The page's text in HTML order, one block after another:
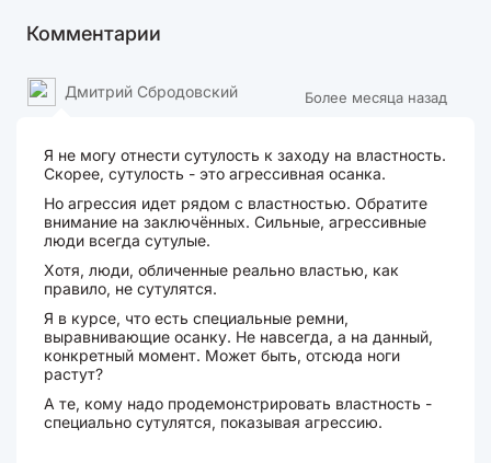
Комментарии
Более месяца назад
Дмитрий Сбродовский
Я не могу отнести сутулость к заходу на властность.
Скорее, сутулость - это агрессивная осанка.
Но агрессия идет рядом с властностью. Обратите
внимание на заключённых. Сильные, агрессивные
люди всегда сутулые.
Хотя, люди, обличенные реально властью, как
правило, не сутулятся.
Я в курсе, что есть специальные ремни,
выравнивающие осанку. Не навсегда, а на данный,
конкретный момент. Может быть, отсюда ноги
растут?
А те, кому надо продемонстрировать властность -
специально сутулятся, показывая агрессию.